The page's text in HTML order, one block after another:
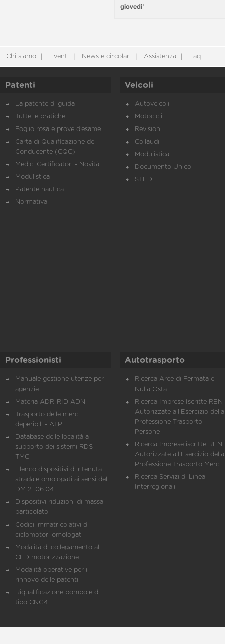
giovedi'
Chi siamo Eventi News e circolari Assistenza Faq
Patenti
La patente di guida
Tutte le pratiche
Foglio rosa e prove d’esame
Carta di Qualificazione del
Conducente (CQC)
Medici Certificatori - Novità
Modulistica
Patente nautica
Normativa
Veicoli
Autoveicoli
Motocicli
Revisioni
Collaudi
Modulistica
Documento Unico
STED
Professionisti
Manuale gestione utenze per
agenzie
Materia ADR-RID-ADN
Trasporto delle merci
deperibili - ATP
Database delle località a
supporto dei sistemi RDS
TMC
Elenco dispositivi di ritenuta
stradale omologati ai sensi del
DM 21.06.04
Dispositivi riduzioni di massa
particolato
Codici immatricolativi di
ciclomotori omologati
Modalità di collegamento al
CED motorizzazione
Modalità operative per il
rinnovo delle patenti
Riqualificazione bombole di
tipo CNG4
Autotrasporto
Ricerca Aree di Fermata e
Nulla Osta
Ricerca Imprese Iscritte REN
Autorizzate all'Esercizio della
Professione Trasporto
Persone
Ricerca Imprese iscritte REN
Autorizzate all'Esercizio della
Professione Trasporto Merci
Ricerca Servizi di Linea
Interregionali